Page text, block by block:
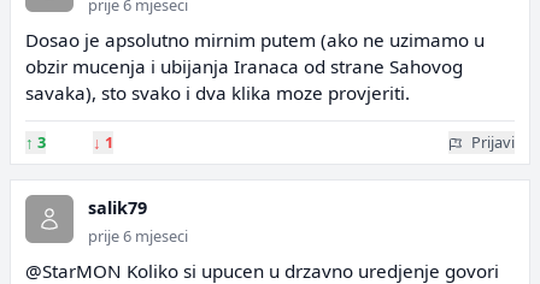
prije 6 mjeseci
Dosao je apsolutno mirnim putem (ako ne uzimamo u
obzir mucenja i ubijanja Iranaca od strane Sahovog
savaka), sto svako i dva klika moze provjeriti.
↑ 3 ↓ 1 Prijavi
salik79
prije 6 mjeseci
@StarMON Koliko si upucen u drzavno uredjenje govori